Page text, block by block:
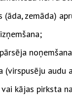
(āda, zemāda)
(virspusēju audu
vai kājas pirksta